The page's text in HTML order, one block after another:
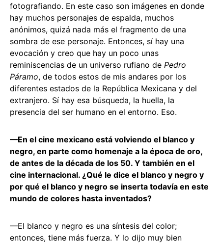
fotografiando. En este caso son imágenes en donde
hay muchos personajes de espalda, muchos
anónimos, quizá nada más el fragmento de una
sombra de ese personaje. Entonces, sí hay una
evocación y creo que hay un poco unas
reminiscencias de un universo rufiano de Pedro
Páramo, de todos estos de mis andares por los
diferentes estados de la República Mexicana y del
extranjero. Sí hay esa búsqueda, la huella, la
presencia del ser humano en el entorno. Eso.
—En el cine mexicano está volviendo el blanco y
negro, en parte como homenaje a la época de oro,
de antes de la década de los 50. Y también en el
cine internacional. ¿Qué le dice el blanco y negro y
por qué el blanco y negro se inserta todavía en este
mundo de colores hasta inventados?
—El blanco y negro es una síntesis del color;
entonces, tiene más fuerza. Y lo dijo muy bien